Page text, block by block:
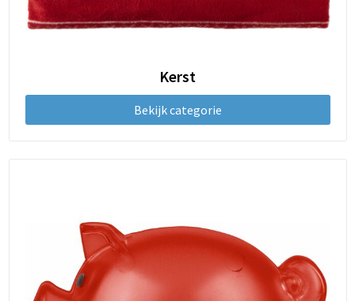
Kerst
Bekijk categorie